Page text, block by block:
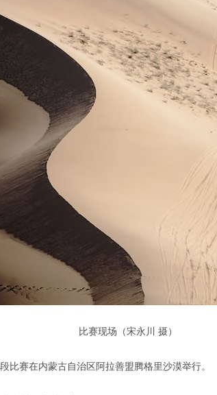
比赛现场（宋永川 摄）
比赛在内蒙古自治区阿拉善盟腾格里沙漠举行。